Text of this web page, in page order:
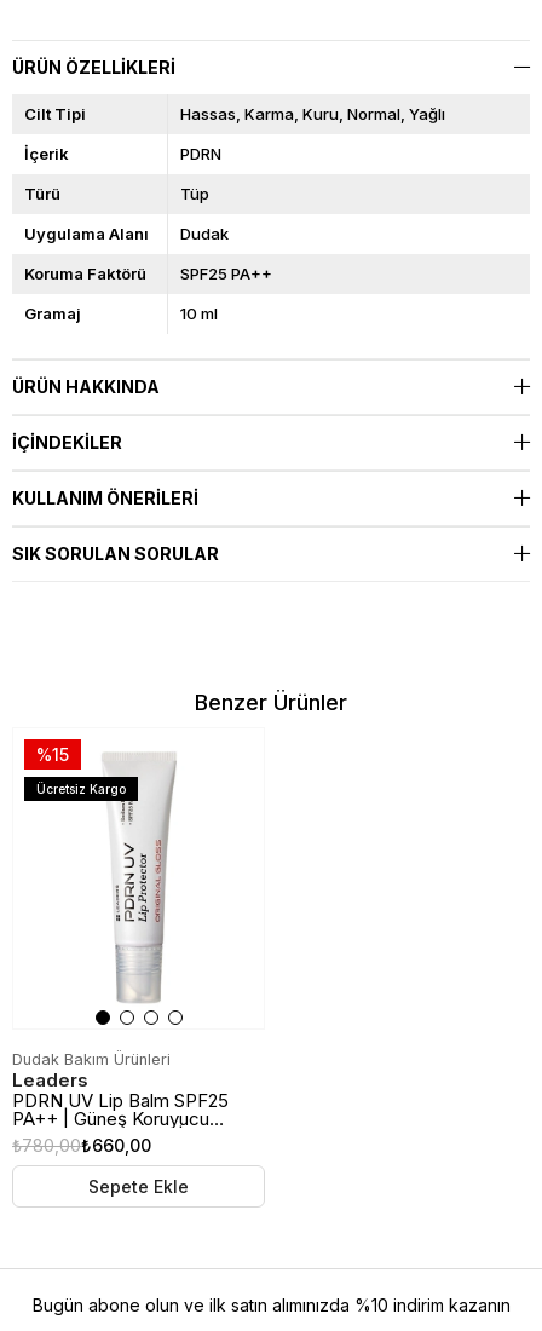
ÜRÜN ÖZELLIKLERI
Cilt Tipi Hassas Karma Kuru Normal Yağlı
İçerik PDRN
Türü Tüp
Uygulama Alanı Dudak
Koruma Faktörü SPF25 PA++
Gramaj 10 ml
ÜRÜN HAKKINDA
İÇINDEKILER
KULLANIM ÖNERILERI
SIK SORULAN SORULAR
Benzer Ürünler
Dudak Bakım Ürünleri
Leaders
PDRN UV Lip Balm SPF25
PA++ | Güneş Koruyucu
Dudak Nemlendirici | Original
₺660,00
₺780,00
Sepete Ekle
%15
Ücretsiz Kargo
Bugün abone olun ve ilk satın alımınızda %10 indirim kazanın